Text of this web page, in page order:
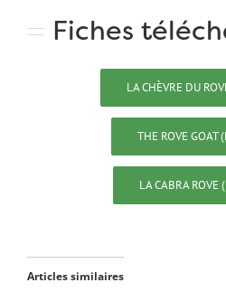
Fiches
LA CHÈVRE DU
THE ROVE GOAT
LA CABRA ROVE
Articles similaires